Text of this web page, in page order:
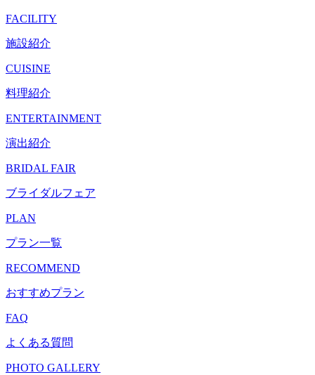
FACILITY
施設紹介
CUISINE
料理紹介
ENTERTAINMENT
演出紹介
BRIDAL FAIR
ブライダルフェア
PLAN
プラン一覧
RECOMMEND
おすすめプラン
FAQ
よくある質問
PHOTO GALLERY